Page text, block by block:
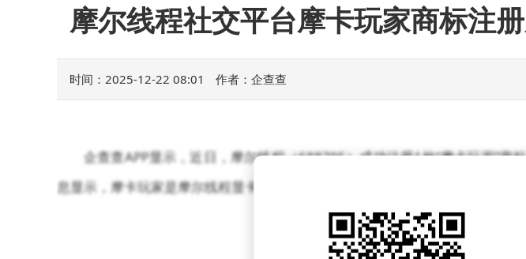
摩尔线程社交平台摩卡玩家商标注
时间：2025-12-22 08:01 作者：企查查
企查查APP显示，近日，摩尔线程（688795）成功注册1枚“摩卡玩家”商
息显示，摩卡玩家是摩尔线程显卡用户的一个社交平台，专注于分享产品体验和